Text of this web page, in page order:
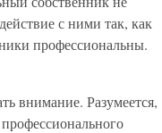
с ними так, как
профессиональны.
внимание. Разумеется,